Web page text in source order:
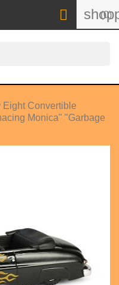
(0)

Eight Convertible
Monica" "Garbage